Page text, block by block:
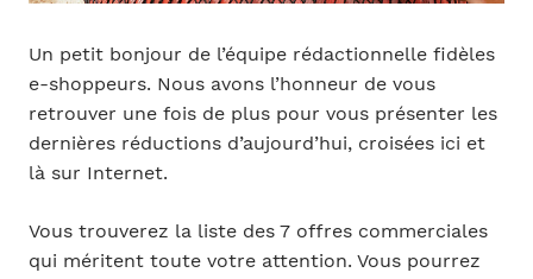
Un petit bonjour de l’équipe rédactionnelle fidèles
e-shoppeurs. Nous avons l’honneur de vous
retrouver une fois de plus pour vous présenter les
dernières réductions d’aujourd’hui, croisées ici et
là sur Internet.
Vous trouverez la liste des 7 offres commerciales
qui méritent toute votre attention. Vous pourrez